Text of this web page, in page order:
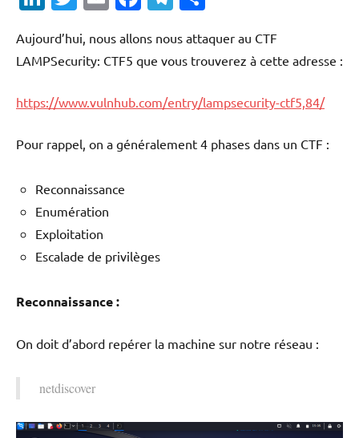
Aujourd’hui, nous allons nous attaquer au CTF
LAMPSecurity: CTF5 que vous trouverez à cette adresse :
https://www.vulnhub.com/entry/lampsecurity-ctf5,84/
Pour rappel, on a généralement 4 phases dans un CTF :
Reconnaissance
Enumération
Exploitation
Escalade de privilèges
Reconnaissance :
On doit d’abord repérer la machine sur notre réseau :
netdiscover